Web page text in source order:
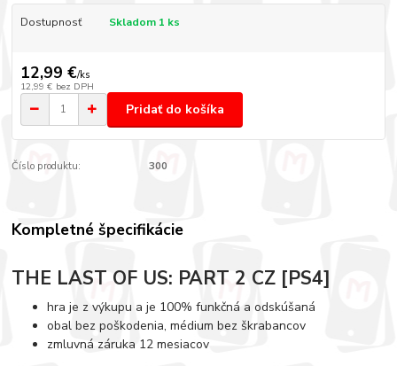
Dostupnosť Skladom 1 ks
12,99 €/ks
12,99 € bez DPH
Pridať do košíka
Číslo produktu: 300
Kompletné špecifikácie
THE LAST OF US: PART 2 CZ [PS4]
hra je z výkupu a je 100% funkčná a odskúšaná
obal bez poškodenia, médium bez škrabancov
zmluvná záruka 12 mesiacov